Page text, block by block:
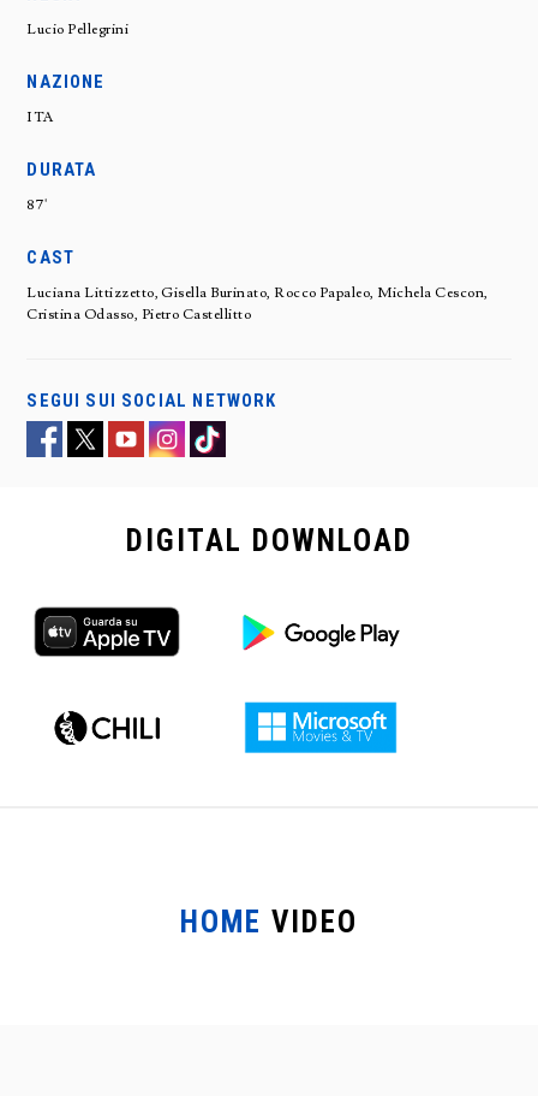
Lucio Pellegrini
NAZIONE
ITA
DURATA
87'
CAST
Luciana Littizzetto, Gisella Burinato, Rocco Papaleo, Michela Cescon,
Cristina Odasso, Pietro Castellitto
SEGUI SUI SOCIAL NETWORK
DIGITAL DOWNLOAD
HOME VIDEO